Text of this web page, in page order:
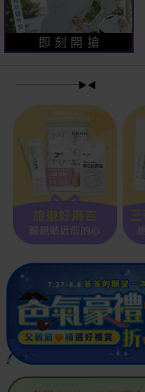
即 刻 開 搶